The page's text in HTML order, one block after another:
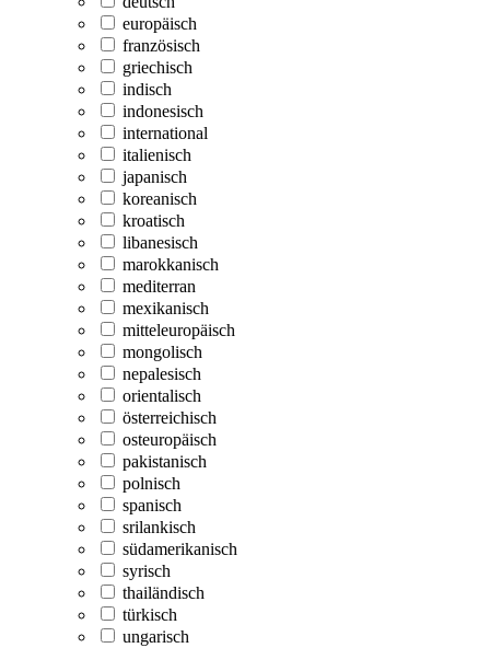
europäisch
französisch
griechisch
indisch
indonesisch
international
italienisch
japanisch
koreanisch
kroatisch
libanesisch
marokkanisch
mediterran
mexikanisch
mitteleuropäisch
mongolisch
nepalesisch
orientalisch
österreichisch
osteuropäisch
pakistanisch
polnisch
spanisch
srilankisch
südamerikanisch
syrisch
thailändisch
türkisch
ungarisch